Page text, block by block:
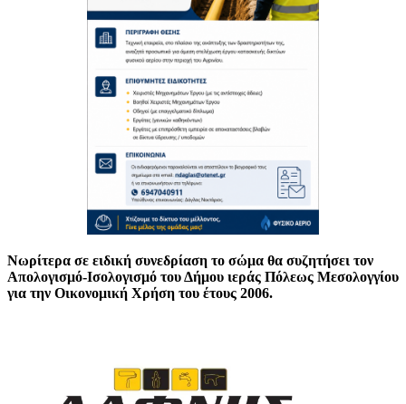
Νωρίτερα σε ειδική συνεδρίαση το σώμα θα συζητήσει τον
Απολογισμό-Ισολογισμό του Δήμου ιεράς Πόλεως Μεσολογγίου
για την Οικονομική Χρήση του έτους 2006.